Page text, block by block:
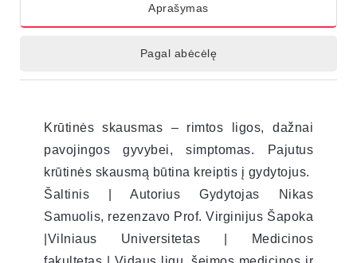
Aprašymas
Pagal abėcėlę
Krūtinės skausmas – rimtos ligos, dažnai
pavojingos gyvybei, simptomas. Pajutus
krūtinės skausmą būtina kreiptis į gydytojus.
Šaltinis | Autorius Gydytojas Nikas
Samuolis, rezenzavo Prof. Virginijus Šapoka
|Vilniaus Universitetas | Medicinos